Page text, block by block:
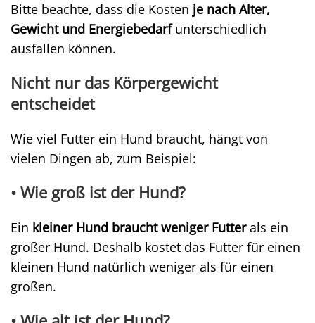
Bitte beachte, dass die Kosten je nach Alter,
Gewicht und Energiebedarfunterschiedlich
ausfallen können.
Nicht nur das Körpergewicht
entscheidet
Wie viel Futter ein Hund braucht, hängt von
vielen Dingen ab, zum Beispiel:
• Wie groß ist der Hund?
Ein kleiner Hund braucht weniger Futterals ein
großer Hund. Deshalb kostet das Futter für einen
kleinen Hund natürlich weniger als für einen
großen.